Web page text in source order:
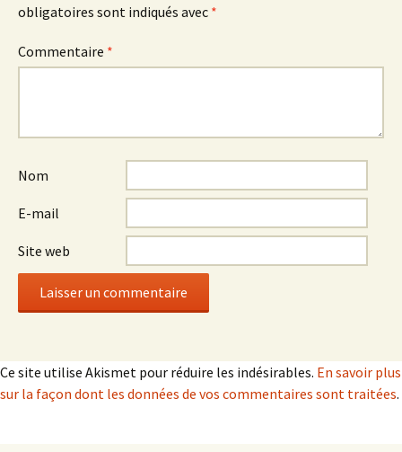
obligatoires sont indiqués avec *
Commentaire *
Nom
E-mail
Site web
Ce site utilise Akismet pour réduire les indésirables. En savoir plus
sur la façon dont les données de vos commentaires sont traitées.